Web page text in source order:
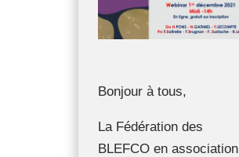
Bonjour à tous,
La Fédération des
BLEFCO en association